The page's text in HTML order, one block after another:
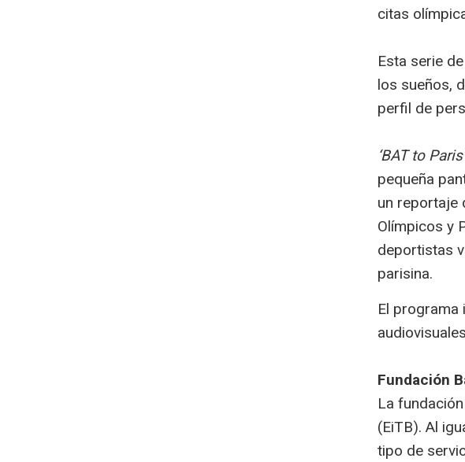
citas
Esta serie
los sueños,
perfil de
‘BAT to
pequeña
un reportaje
Olímpicos y
deportistas
parisina.
El programa
Fundación
La
(EiTB). Al
tipo de